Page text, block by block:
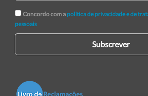
Concordo com a política de privacidade e de
pessoais
Subscrever